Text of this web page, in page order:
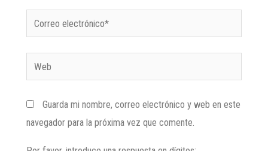
Guarda mi nombre, correo electrónico y web en este
navegador para la próxima vez que comente.